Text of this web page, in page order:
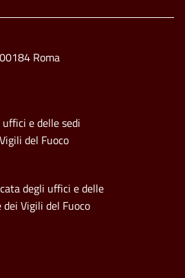
Roma
e delle sedi
del Fuoco
degli uffici e delle
Vigili del Fuoco